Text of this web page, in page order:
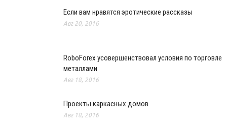
Если вам нравятся эротические рассказы
Авг 20, 2016
RoboForex усовершенствовал условия по торговле
металлами
Авг 18, 2016
Проекты каркасных домов
Авг 18, 2016